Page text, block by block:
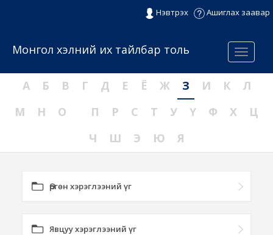
Нэвтрэх Ашиглах заавар
Menu
Монгол хэлний их тайлбар толь
А Б В Г Д Е Ё Ж З И К
Л
М
Н О П Р С Т У Ү Ф Х
Ц
Ч
Ш Э Ю Я
Өргөн хэрэглээний үг
Явцуу хэрэглээний үг